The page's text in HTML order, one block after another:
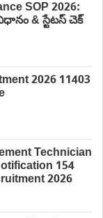
SOP 2026:
& స్టేటస్ చెక్
2026 11403
Technician
154
2026